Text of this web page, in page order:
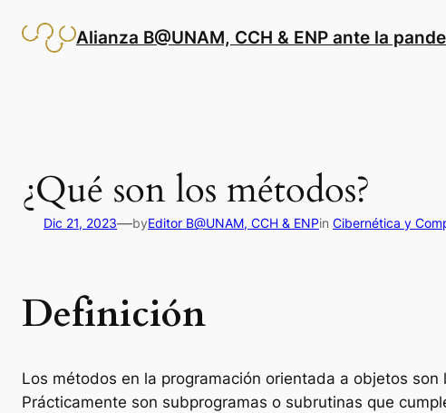
contenido
Alianza B@UNAM, CCH & ENP ante la
¿Qué son los métodos?
Dic 21, 2023—byEditor B@UNAM, CCH & ENPin Cibernética y
Definición
Los métodos en la programación orientada a objetos
Prácticamente son subprogramas o subrutinas que